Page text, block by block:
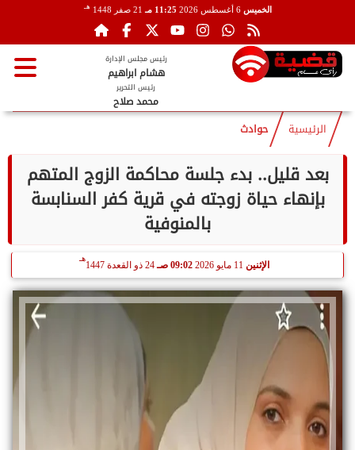
الخميس 6 أغسطس 2026 11:25 مـ 21 صفر 1448 هـ
رئيس مجلس الإدارة
هشام ابراهيم
رئيس التحرير
محمد صلاح
الرئيسية حوادث
بعد قليل.. بدء جلسة محاكمة الزوج المتهم
بإنهاء حياة زوجته في قرية كفر السنابسة
بالمنوفية
الإثنين 09:02 صـ 24 ذو القعدة 1447
هـ